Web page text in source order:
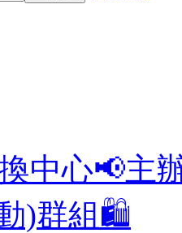
中心📢主
)群組🛍️